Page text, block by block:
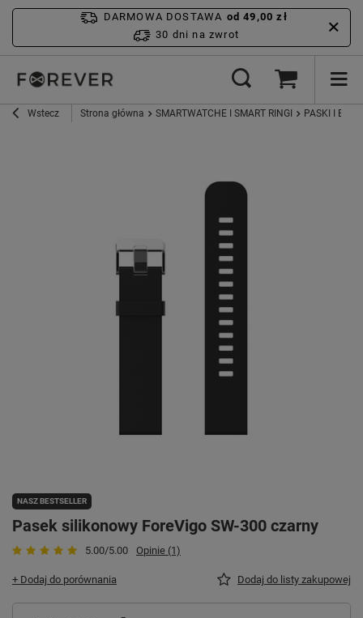
DARMOWA DOSTAWA od 49,00 zł
30 dni na zwrot
Wstecz Strona główna SMARTWATCHE I SMART RINGI PASKI I ETUI
NASZ BESTSELLER
Pasek silikonowy ForeVigo SW-300 czarny
5.00/5.00 Opinie (1)
+ Dodaj do porównania Dodaj do listy zakupowej